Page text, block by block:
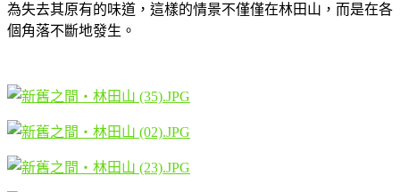
為失去其原有的味道，這樣的情景不僅僅在林田山，而是在各
個角落不斷地發生。